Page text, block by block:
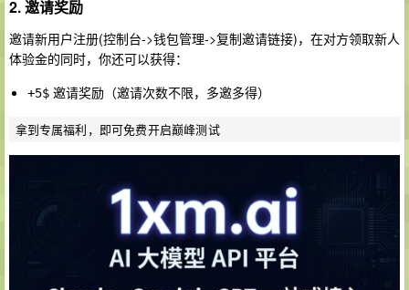
2. 邀请奖励
邀请新用户注册(控制台->钱包管理->复制邀请链接)，在对方领取新人
体验金的同时，你还可以获得：
+5$ 邀请奖励（邀请次数不限，多邀多得）
拿到专属福利，即可免费开启巅峰测试